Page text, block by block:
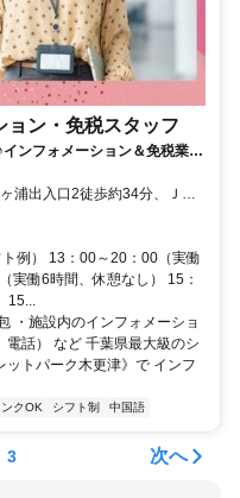
ョン・免税スタッフ
ンフォメーション＆免税業務
浦出入口2徒歩約34分、ＪＲ
分、ＪＲ久留里線 祇園（千葉
ク 木更津/JR内房線「袖ヶ浦
りバス20分
例） 13：00～20：00（実働
実働6時間、休憩なし） 15：
15...
・施設内のインフォメーショ
話） など 千葉県最大級のシ
ットパーク木更津》で インフ
クOK シフト制 中国語
3 次へ